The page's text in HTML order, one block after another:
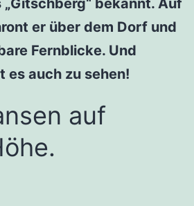
bekannt. Auf
er über dem Dorf und
Fernblicke. Und
es auch zu sehen!
auf